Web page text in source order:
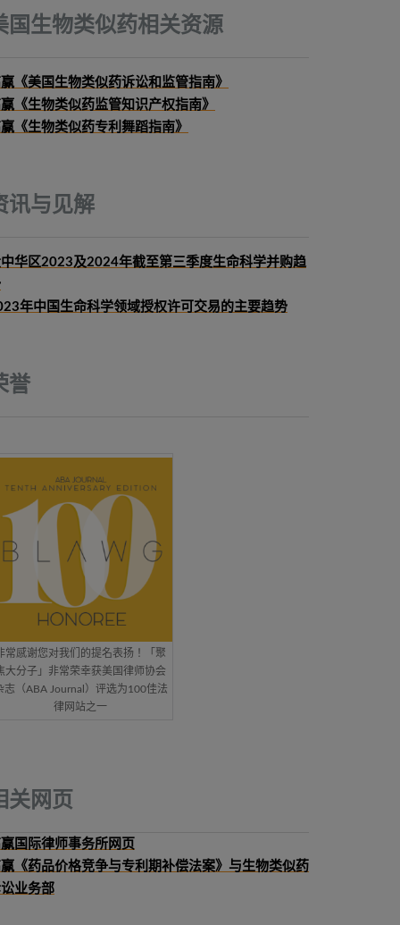
国生物类似药相关资源
《美国生物类似药诉讼和监管指南》
《生物类似药监管知识产权指南》
《生物类似药专利舞蹈指南》
讯与见解
华区2023及2024年截至第三季度生命科学并购趋
年中国生命科学领域授权许可交易的主要趋势
誉
常感谢您对我们的提名表扬！「聚
大分子」非常荣幸获美国律师协会
志（ABA Journal）评选为100佳法
律网站之一
关网页
国际律师事务所网页
《药品价格竞争与专利期补偿法案》与生物类似药
业务部